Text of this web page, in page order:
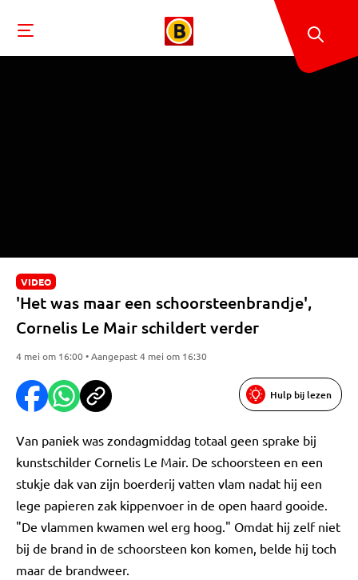
VIDEO
'Het was maar een schoorsteenbrandje',
Cornelis Le Mair schildert verder
4 mei om 16:00 • Aangepast 4 mei om 16:30
Hulp bij lezen
Van paniek was zondagmiddag totaal geen sprake bij
kunstschilder Cornelis Le Mair. De schoorsteen en een
stukje dak van zijn boerderij vatten vlam nadat hij een
lege papieren zak kippenvoer in de open haard gooide.
"De vlammen kwamen wel erg hoog." Omdat hij zelf niet
bij de brand in de schoorsteen kon komen, belde hij toch
maar de brandweer.